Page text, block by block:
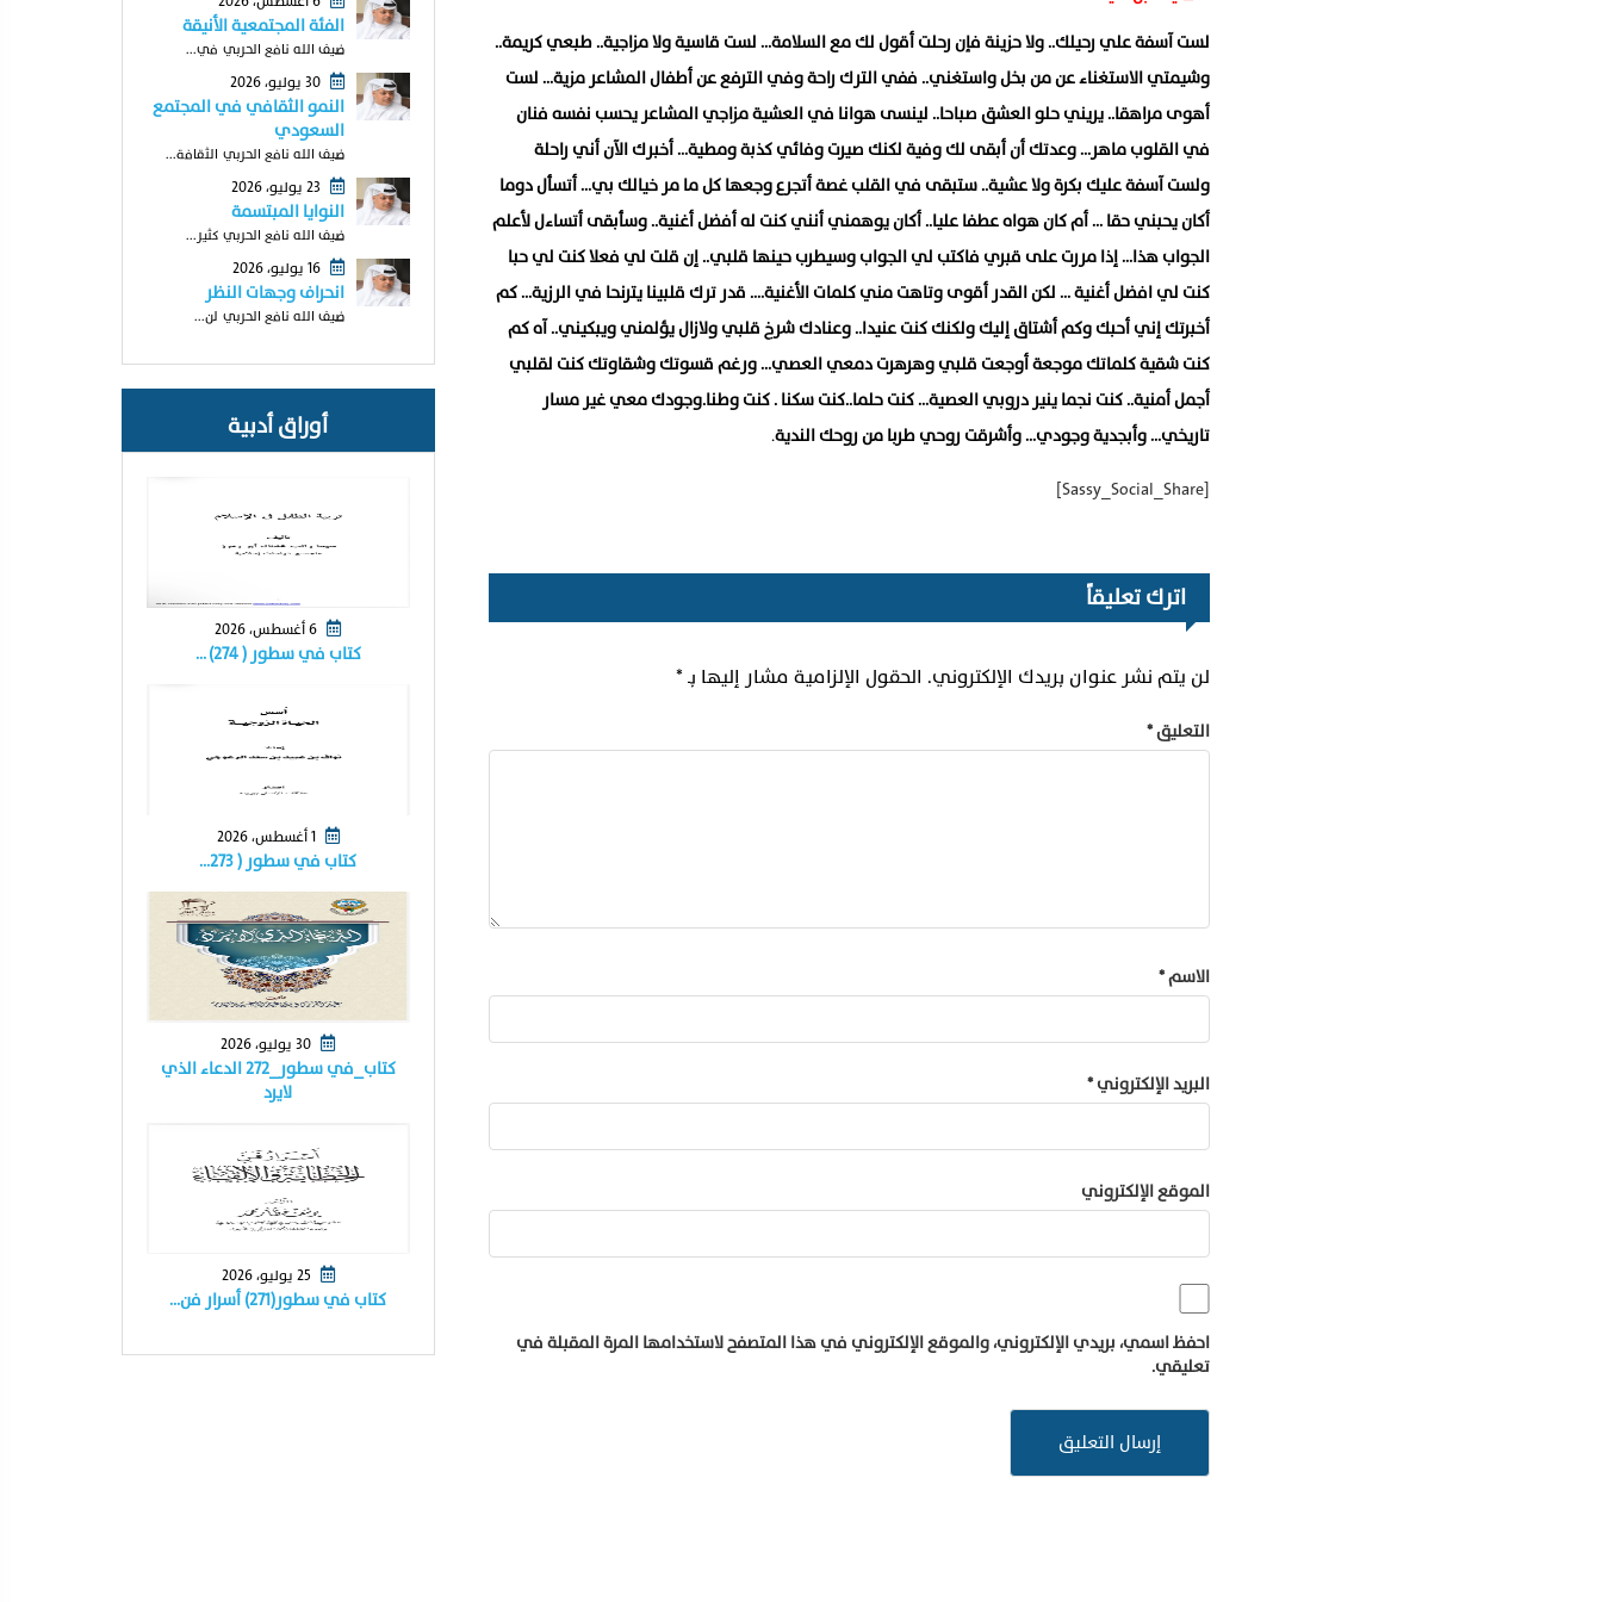
لست آسفة علي رحيلك.. ولا حزينة فإن رحلت أقول لك مع السلامة… لست قاسية ولا مزاجية.. طبعي كريمة..
وشيمتي الاستغناء عن من بخل واستغني.. ففي الترك راحة وفي الترفع عن أطفال المشاعر مزية… لست
أهوى مراهقا.. يريني حلو العشق صباحا.. لينسى هوانا في العشية مزاجي المشاعر يحسب نفسه فنان
في القلوب ماهر… وعدتك أن أبقى لك وفية لكنك صيرت وفائي كذبة ومطية… أخبرك الآن أني راحلة
ولست آسفة عليك بكرة ولا عشية.. ستبقى في القلب غصة أتجرع وجعها كل ما مر خيالك بي… أتسأل دوما
أكان يحبني حقا … أم كان هواه عطفا عليا.. أكان يوهمني أنني كنت له أفضل أغنية.. وسأبقى أتساءل لأعلم
الجواب هذا… إذا مررت على قبري فاكتب لي الجواب وسيطرب حينها قلبي.. إن قلت لي فعلا كنت لي حبا
كنت لي افضل أغنية … لكن القدر أقوى وتاهت مني كلمات الأغنية…. قدر ترك قلبينا يترنحا في الرزية… كم
أخبرتك إني أحبك وكم أشتاق إليك ولكنك كنت عنيدا.. وعنادك شرخ قلبي ولازال يؤلمني ويبكيني.. آه كم
كنت شقية كلماتك موجعة أوجعت قلبي وهرهرت دمعي العصي… ورغم قسوتك وشقاوتك كنت لقلبي
أجمل أمنية.. كنت نجما ينير دروبي العصية… كنت حلما..كنت سكنا . كنت وطنا.وجودك معي غير مسار
تاريخي… وأبجدية وجودي… وأشرقت روحي طربا من روحك الندية.
[Sassy_Social_Share]
اترك تعليقاً
لن يتم نشر عنوان بريدك الإلكتروني. الحقول الإلزامية مشار إليها بـ*
التعليق*
الاسم*
البريد الإلكتروني*
الموقع الإلكتروني
احفظ اسمي، بريدي الإلكتروني، والموقع الإلكتروني في هذا المتصفح لاستخدامها المرة المقبلة في
تعليقي.
الفئة المجتمعية الأنيقة
ضيف الله نافع الحربي في...
النمو الثقافي في المجتمع
السعودي
ضيف الله نافع الحربي الثقافة...
النوايا المبتسمة
ضيف الله نافع الحربي كثير...
انحراف وجهات النظر
ضيف الله نافع الحربي لن...
أوراق أدبية
كتاب في سطور ( ٢٧٤) …
1 أغسطس، 2026
كتاب في سطور ( ٢٧٣…
كتاب_في سطور_٢٧٢ الدعاء الذي
لايرد
كتاب في سطور(٢٧١) أسرار فن…